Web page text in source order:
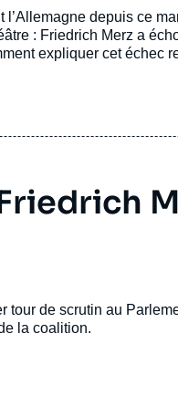
l’Allemagne depuis ce
: Friedrich Merz a
expliquer cet échec
tour de scrutin au
la coalition.